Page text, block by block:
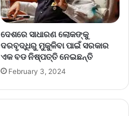
ଦେଶରେ ସାଧାରଣ ଲୋକଙ୍କୁ
ଦରବୃଦ୍ଧିରୁ ମୁକୁଳିବା ପାଇଁ ସରକାର
ଏକ ବଡ ନିଷ୍ପତ୍ତି ନେଇଛନ୍ତି
February 3, 2024